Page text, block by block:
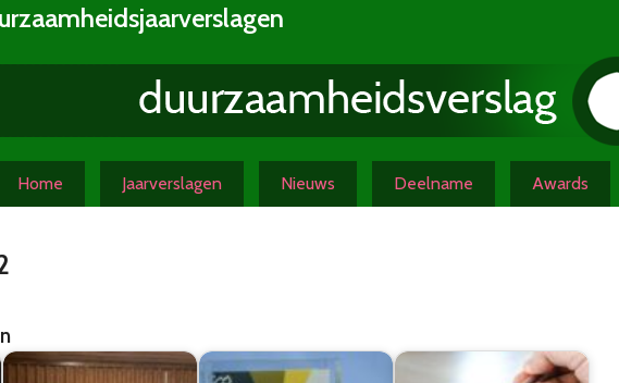
Home Jaarverslagen Nieuws Deelname Awards